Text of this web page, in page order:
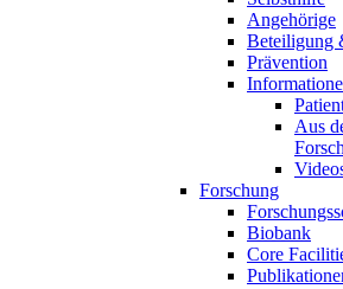
Angehörige
Beteiligung
Prävention
Aus
Forschung
Biobank
Core